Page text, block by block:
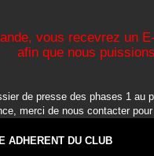
vous recevrez un
afin que nous
de presse des phases 1 au
merci de nous contacter
ADHERENT DU CLUB